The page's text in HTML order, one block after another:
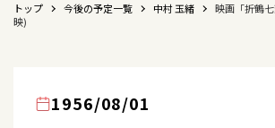
トップ 今後の予定一覧 中村 玉緒
映画「折鶴
映)
1956/08/01